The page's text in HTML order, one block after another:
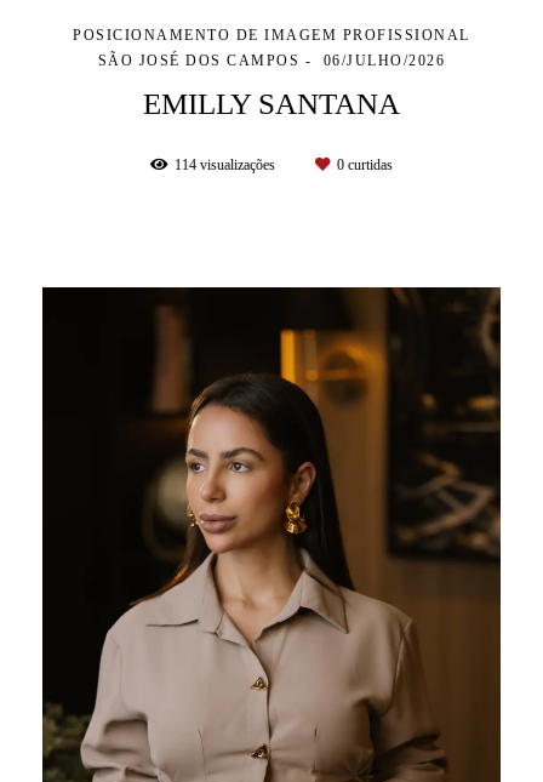
POSICIONAMENTO DE IMAGEM PROFISSIONAL
SÃO JOSÉ DOS CAMPOS
06/JULHO/2026
EMILLY SANTANA
114 visualizações 0 curtidas